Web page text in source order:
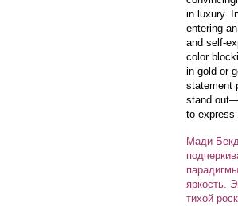
in luxury.
entering
and self-
color
in gold or
statement
stand
to express
Мади
яркость.
тихой